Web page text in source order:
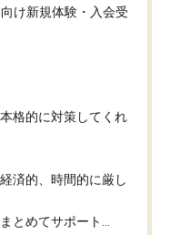
け新規体験・入会受
格的に対策してくれ
済的、時間的に厳し
とめてサポート...